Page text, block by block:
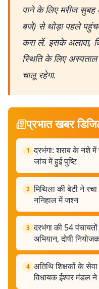
पाने के लिए मरीज
बजे) से थोड़ा पहले
करा लें. इसके अलावा,
स्थिति के लिए अस्पताल
चालू रहेगा.
प्रभात खबर
1 दरभंगा: शराब के नशे में
जांच में हुई पुष्टि
2 मिथिला की बेटी ने
ननिहाल में जश्न
3 दरभंगा की 54
अभियान, दोषी
4 अतिथि शिक्षकों के
विधायक ईश्वर मंडल ने